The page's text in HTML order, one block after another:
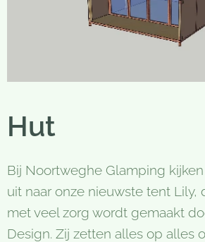
Hut
Bij Noortweghe Glamping
uit naar onze nieuwste tent Lily,
met veel zorg wordt gemaakt
Design. Zij zetten alles op alles